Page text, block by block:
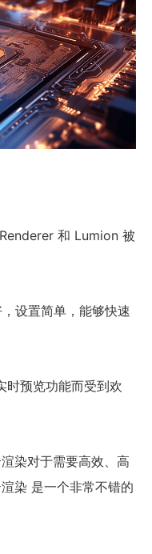
和 Lumion 被
设置简单，能够快速
时预览功能而受到欢
染对于需要高效、高
染 是一个非常不错的